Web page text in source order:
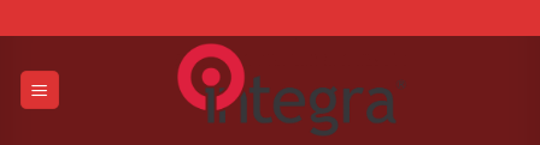
to
content